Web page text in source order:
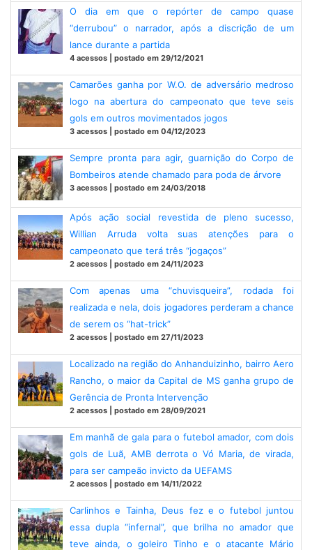
O dia em que o repórter de campo quase
“derrubou” o narrador, após a discrição de um
lance durante a partida
4 acessos | postado em 29/12/2021
Camarões ganha por W.O. de adversário medroso
logo na abertura do campeonato que teve seis
gols em outros movimentados jogos
3 acessos | postado em 04/12/2023
Sempre pronta para agir, guarnição do Corpo de
Bombeiros atende chamado para poda de árvore
3 acessos | postado em 24/03/2018
Após ação social revestida de pleno sucesso,
Willian Arruda volta suas atenções para o
campeonato que terá três “jogaços”
2 acessos | postado em 24/11/2023
Com apenas uma “chuvisqueira”, rodada foi
realizada e nela, dois jogadores perderam a chance
de serem os “hat-trick”
2 acessos | postado em 27/11/2023
Localizado na região do Anhanduizinho, bairro Aero
Rancho, o maior da Capital de MS ganha grupo de
Gerência de Pronta Intervenção
2 acessos | postado em 28/09/2021
Em manhã de gala para o futebol amador, com dois
gols de Luã, AMB derrota o Vó Maria, de virada,
para ser campeão invicto da UEFAMS
2 acessos | postado em 14/11/2022
Carlinhos e Tainha, Deus fez e o futebol juntou
essa dupla “infernal”, que brilha no amador que
teve ainda, o goleiro Tinho e o atacante Mário